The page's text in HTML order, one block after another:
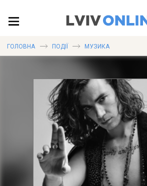
ПУБЛІКАЦІЇ
ДОВІДКА
ГОЛОВНА ПОДІЇ МУЗИКА